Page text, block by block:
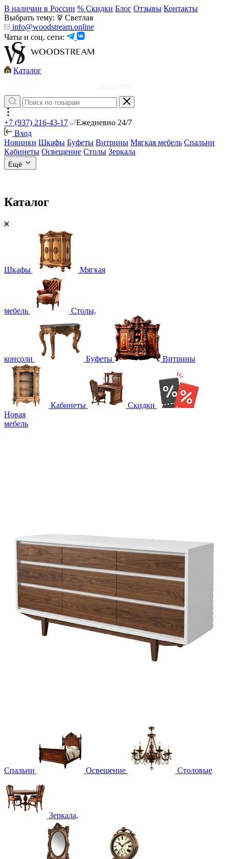
В наличии в России % Скидки Блог Отзывы Контакты
Выбрать тему:
Светлая
info@woodstream.online
Чаты и соц. сети:
Каталог
+7 (937) 216-43-17
Ежедневно 24/7
Вход
Новинки Шкафы Буфеты Витрины Мягкая мебель Спальни
Кабинеты Освещение Столы Зеркала
Ещё
Каталог
Шкафы Мягкая
мебель Столы,
консоли Буфеты Витрины
Кабинеты
Скидки
Новая
мебель
Спальни Освещение Столовые
Зеркала,